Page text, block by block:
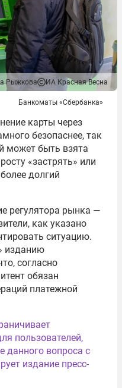
Рыжкова ИА Красная Весна
Банкоматы «Сбербанка»
карты через
безопаснее, так
может быть взята
«застрять» или
долгий
регулятора рынка —
как указано
ситуацию.
изданию
согласно
обязан
платежной
пользователей,
данного вопроса с
издание пресс-